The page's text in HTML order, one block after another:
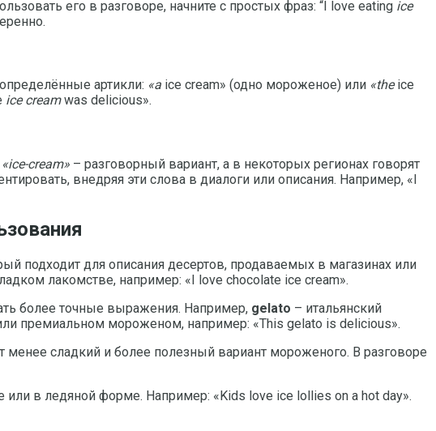
его в разговоре, начните с простых фраз: “I love eating ice
артикли: «a ice cream» (одно мороженое) или «theice
ice creamwas delicious».
«ice-cream» – разговорный вариант, а в некоторых регионах говорят
внедряя эти слова в диалоги или описания. Например, «I
подходит для описания десертов, продаваемых в магазинах или
лакомстве, например: «I love chocolate ice cream».
более точные выражения. Например, gelato – итальянский
премиальном мороженом, например: «This gelato is delicious».
менее сладкий и более полезный вариант мороженого. В разговоре
в ледяной форме. Например: «Kids love ice lollies on a hot day».